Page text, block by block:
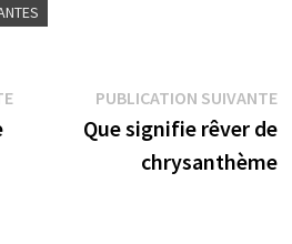
Publication
précédente :
PUBLICATION SUIVANTE
Que signifie rêver de
chrysanthème